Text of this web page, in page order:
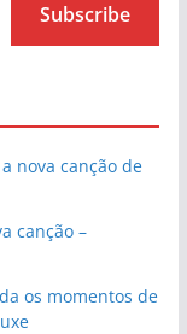
Subscribe
nova canção de
canção –
os momentos de